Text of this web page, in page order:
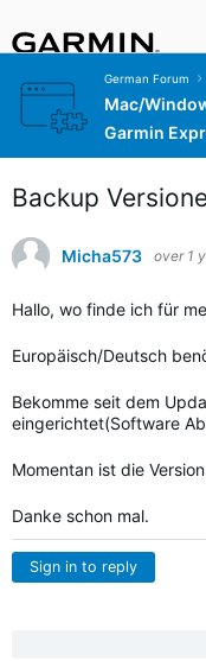
German Forum
Mac/
Garmin
Backup
Micha573 over 1
Hallo, wo finde ich für
Europäisch/Deutsch
Bekomme seit dem
eingerichtet(Software
Momentan ist die
Danke schon mal.
Sign in to reply